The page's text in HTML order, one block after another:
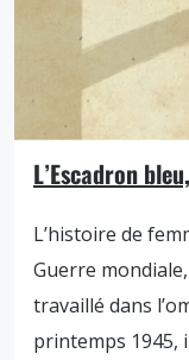
L’Escadron
L’histoire de
Guerre
travaillé dans
printemps 1945,